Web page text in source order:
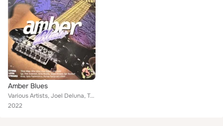
Amber Blues
Various Artists, Joel Deluna, Tõnis Mägi, Pete Anderson, Ainars Mielavs, Gytis Paskevicius, Valdis Indrišonoks, Igors Novikovs, ...
2022